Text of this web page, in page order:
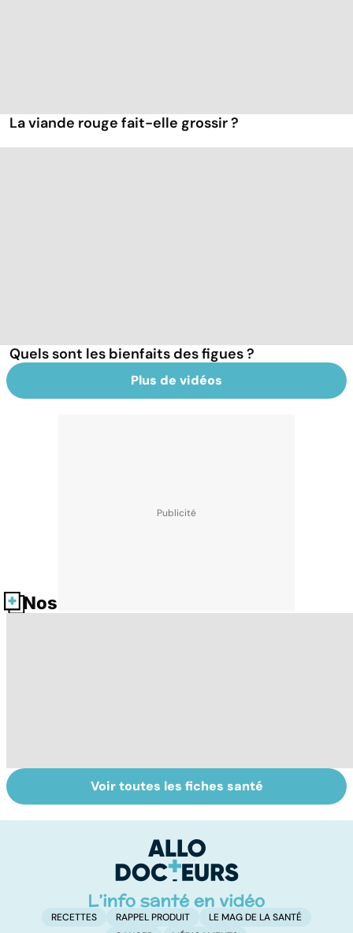
La viande rouge fait-elle grossir ?
Quels sont les bienfaits des figues ?
Plus de vidéos
Nos fiches santé
Tout savoir sur
les infections
Inflammation des
amygdales : que
d'angine ?
Voir toutes les fiches santé
RECETTES RAPPEL PRODUIT
LE MAG DE LA SANTÉ